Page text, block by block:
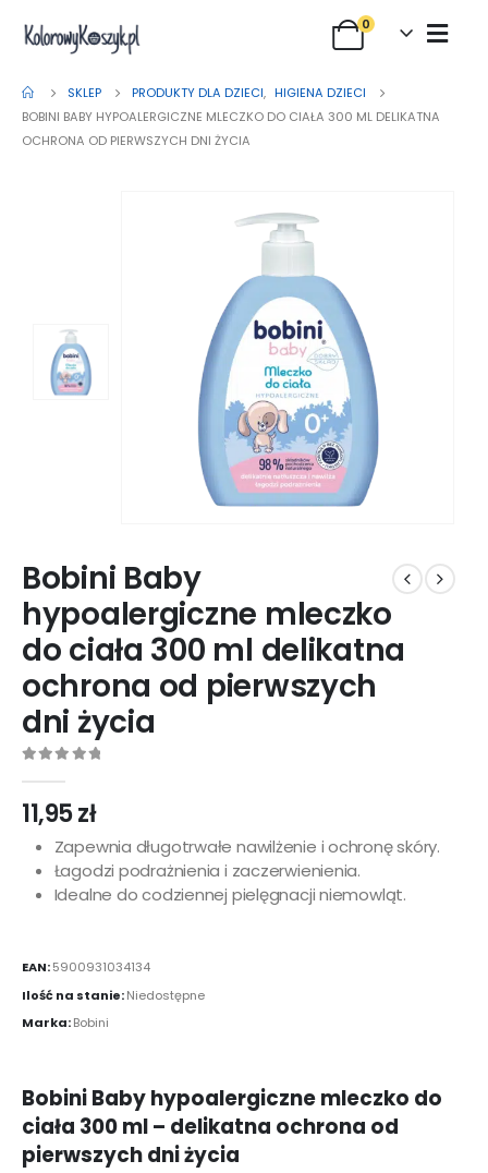
0
SKLEP PRODUKTY DLA DZIECI, HIGIENA DZIECI
BOBINI BABY HYPOALERGICZNE MLECZKO DO CIAŁA 300 ML DELIKATNA
OCHRONA OD PIERWSZYCH DNI ŻYCIA
Bobini Baby
hypoalergiczne mleczko
do ciała 300 ml delikatna
ochrona od pierwszych
dni życia
11,95zł
Zapewnia długotrwałe nawilżenie i ochronę skóry.
Łagodzi podrażnienia i zaczerwienienia.
Idealne do codziennej pielęgnacji niemowląt.
EAN:5900931034134
Ilość na stanie:Niedostępne
Marka:Bobini
Bobini Baby hypoalergiczne mleczko do
ciała 300 ml – delikatna ochrona od
pierwszych dni życia